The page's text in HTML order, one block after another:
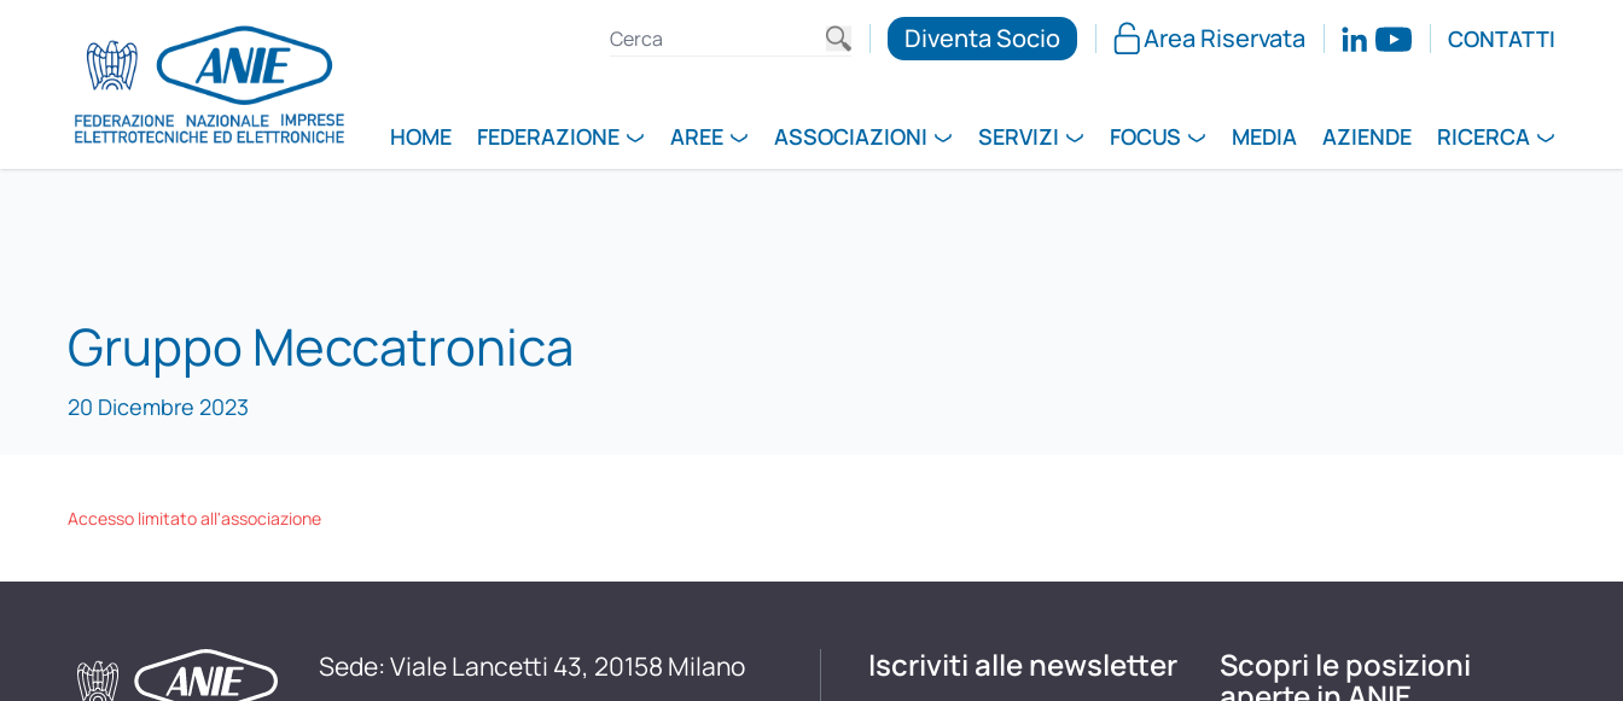
Diventa Socio Area Riservata CONTATTI
HOME FEDERAZIONE AREE ASSOCIAZIONI SERVIZI FOCUS MEDIA AZIENDE RICERCA
Gruppo Meccatronica
20 Dicembre 2023
Accesso limitato all'associazione
Sede: Viale Lancetti 43, 20158 Milano Iscriviti alle newsletter Scopri le posizioni